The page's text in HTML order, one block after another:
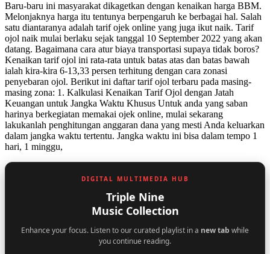
Baru-baru ini masyarakat dikagetkan dengan kenaikan harga BBM.
Melonjaknya harga itu tentunya berpengaruh ke berbagai hal. Salah
satu diantaranya adalah tarif ojek online yang juga ikut naik. Tarif
ojol naik mulai berlaku sejak tanggal 10 September 2022 yang akan
datang. Bagaimana cara atur biaya transportasi supaya tidak boros?
Kenaikan tarif ojol ini rata-rata untuk batas atas dan batas bawah
ialah kira-kira 6-13,33 persen terhitung dengan cara zonasi
penyebaran ojol. Berikut ini daftar tarif ojol terbaru pada masing-
masing zona: 1. Kalkulasi Kenaikan Tarif Ojol dengan Jatah
Keuangan untuk Jangka Waktu Khusus Untuk anda yang saban
harinya berkegiatan memakai ojek online, mulai sekarang
lakukanlah penghitungan anggaran dana yang mesti Anda keluarkan
dalam jangka waktu tertentu. Jangka waktu ini bisa dalam tempo 1
hari, 1 minggu,
DIGITAL MULTIMEDIA HUB
Triple Nine
Music Collection
Enhance your focus. Listen to our curated playlist in a new tab while
you continue reading.